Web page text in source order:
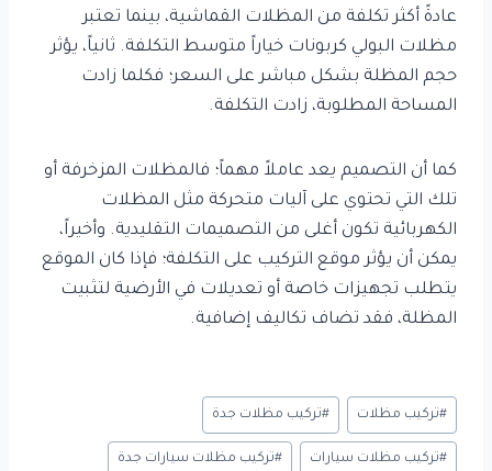
عادةً أكثر تكلفة من المظلات القماشية، بينما تعتبر
مظلات البولي كربونات خياراً متوسط التكلفة. ثانياً، يؤثر
حجم المظلة بشكل مباشر على السعر؛ فكلما زادت
المساحة المطلوبة، زادت التكلفة.
كما أن التصميم يعد عاملاً مهماً؛ فالمظلات المزخرفة أو
تلك التي تحتوي على آليات متحركة مثل المظلات
الكهربائية تكون أغلى من التصميمات التقليدية. وأخيراً،
يمكن أن يؤثر موقع التركيب على التكلفة؛ فإذا كان الموقع
يتطلب تجهيزات خاصة أو تعديلات في الأرضية لتثبيت
المظلة، فقد تضاف تكاليف إضافية.
وسوم
المقال:
#تركيب مظلات #تركيب مظلات جدة
#تركيب مظلات سيارات #تركيب مظلات سيارات جدة